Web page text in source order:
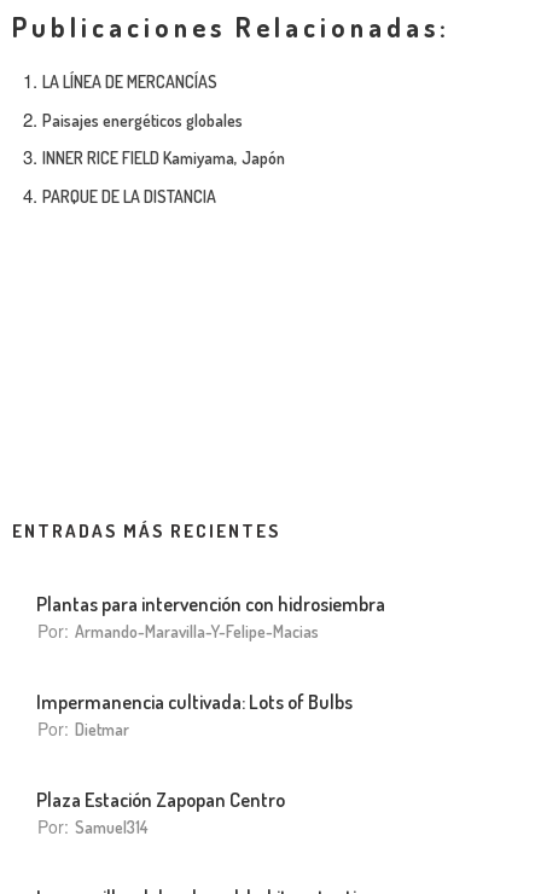
Publicaciones Relacionadas:
LA LÍNEA DE MERCANCÍAS
Paisajes energéticos globales
INNER RICE FIELD Kamiyama, Japón
PARQUE DE LA DISTANCIA
ENTRADAS MÁS RECIENTES
Plantas para intervención con hidrosiembra
Por: Armando-Maravilla-Y-Felipe-Macias
Impermanencia cultivada: Lots of Bulbs
Por: Dietmar
Plaza Estación Zapopan Centro
Por: Samuel314